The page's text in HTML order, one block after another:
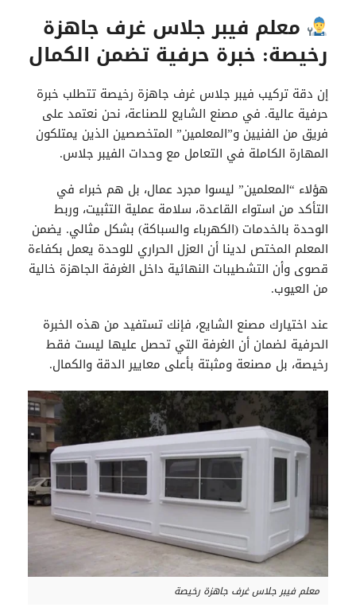
معلم فيبر جلاس غرف جاهزة
رخيصة: خبرة حرفية تضمن الكمال
إن دقة تركيب فيبر جلاس غرف جاهزة رخيصة تتطلب خبرة
حرفية عالية. في مصنع الشايع للصناعة، نحن نعتمد على
فريق من الفنيين و”المعلمين” المتخصصين الذين يمتلكون
المهارة الكاملة في التعامل مع وحدات الفيبر جلاس.
هؤلاء “المعلمين” ليسوا مجرد عمال، بل هم خبراء في
التأكد من استواء القاعدة، سلامة عملية التثبيت، وربط
الوحدة بالخدمات (الكهرباء والسباكة) بشكل مثالي. يضمن
المعلم المختص لدينا أن العزل الحراري للوحدة يعمل بكفاءة
قصوى وأن التشطيبات النهائية داخل الغرفة الجاهزة خالية
من العيوب.
عند اختيارك مصنع الشايع، فإنك تستفيد من هذه الخبرة
الحرفية لضمان أن الغرفة التي تحصل عليها ليست فقط
رخيصة، بل مصنعة ومثبتة بأعلى معايير الدقة والكمال.
معلم فيبر جلاس غرف جاهزة رخيصة